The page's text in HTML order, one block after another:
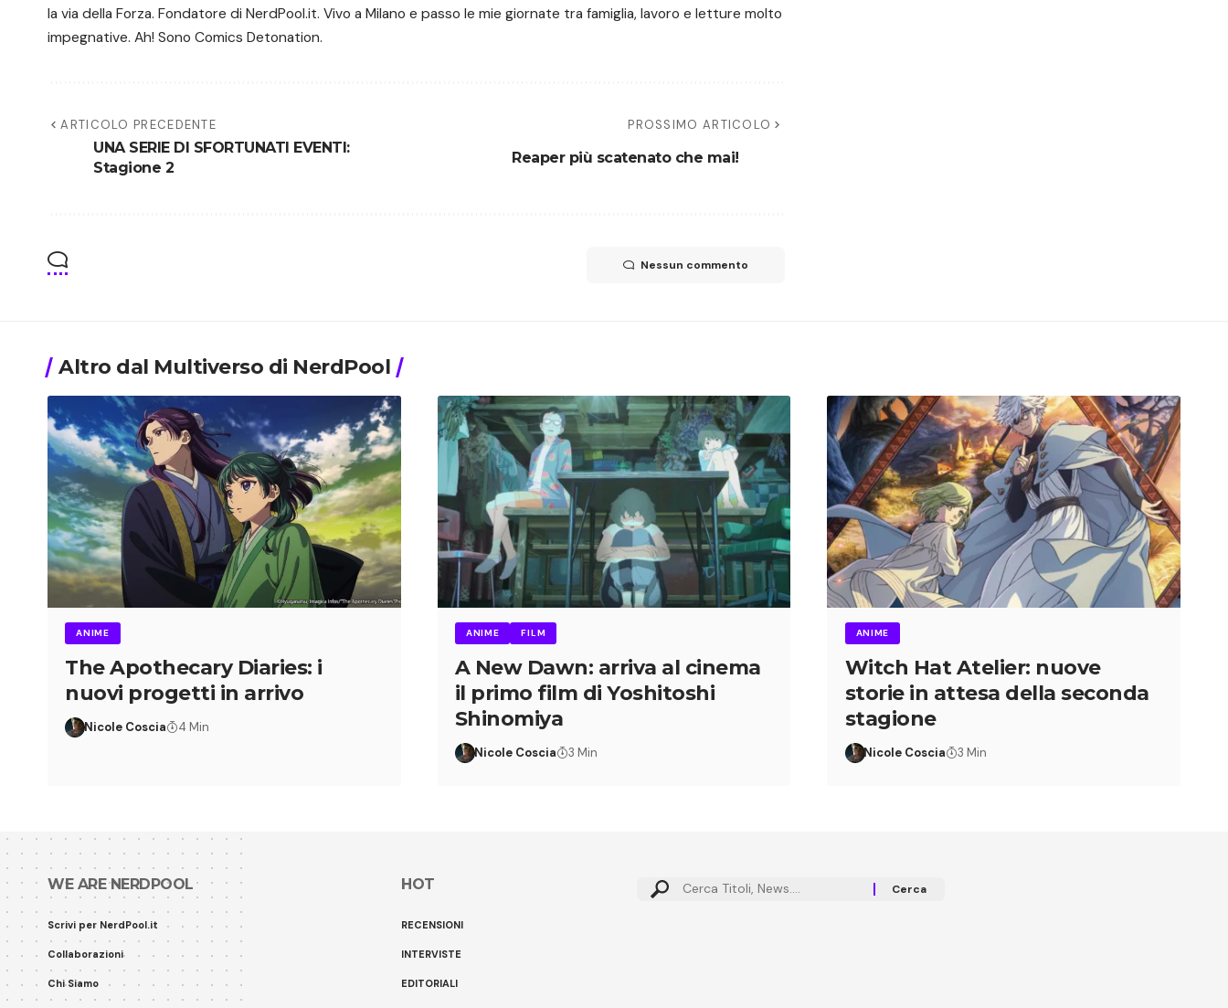
la via della Forza. Fondatore di NerdPool.it. Vivo a Milano e passo le mie giornate tra famiglia, lavoro e letture molto
impegnative. Ah! Sono Comics Detonation.
ARTICOLO PRECEDENTE
UNA SERIE DI SFORTUNATI EVENTI:
Stagione 2
PROSSIMO ARTICOLO
Reaper più scatenato che mai!
Nessun commento
Altro dal Multiverso di NerdPool
ANIME
The Apothecary Diaries: i
nuovi progetti in arrivo
Nicole Coscia 4 Min
ANIME FILM
A New Dawn: arriva al cinema
il primo film di Yoshitoshi
Shinomiya
Nicole Coscia 3 Min
ANIME
Witch Hat Atelier: nuove
storie in attesa della seconda
stagione
Nicole Coscia 3 Min
WE ARE NERDPOOL
Scrivi per NerdPool.it
Collaborazioni
Chi Siamo
HOT
RECENSIONI
INTERVISTE
EDITORIALI